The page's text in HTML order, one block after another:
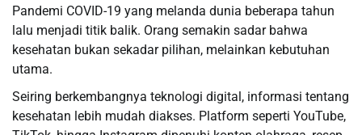
Pandemi COVID-19 yang melanda dunia beberapa tahun
lalu menjadi titik balik. Orang semakin sadar bahwa
kesehatan bukan sekadar pilihan, melainkan kebutuhan
utama.
Seiring berkembangnya teknologi digital, informasi tentang
kesehatan lebih mudah diakses. Platform seperti YouTube,